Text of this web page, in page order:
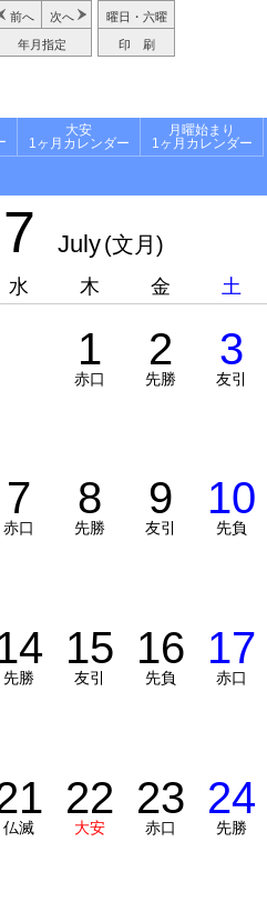
前へ 次へ
年月指定
曜日・六曜
印 刷
大安
1ヶ月カレンダー
月曜始まり
1ヶ月カレンダー
7 July(文月)
水 木 金 土
1
赤口
2
先勝
3
友引
7
赤口
8
先勝
9
友引
10
先負
先勝
15
友引
16
先負
17
赤口
仏滅
22
大安
23
赤口
24
先勝